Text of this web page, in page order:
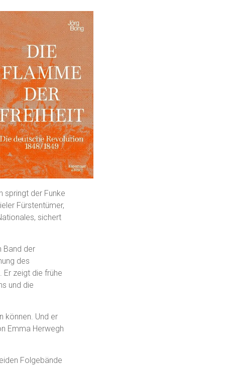
springt der Funke
Fürstentümer,
sichert
Band der
des
Er zeigt die frühe
und die
können. Und er
Emma Herwegh
Folgebände